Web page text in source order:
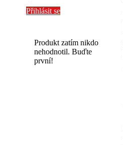
Přihlásit se
Produkt zatím nikdo
nehodnotil. Buďte
první!